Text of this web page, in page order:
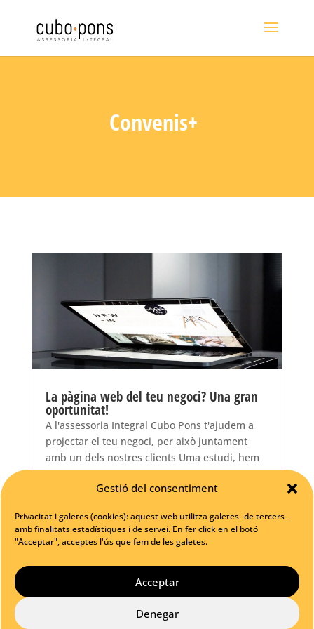
Gestió del consentiment
Privacitat i galetes (cookies): aquest web utilitza galetes -de tercers-
amb finalitats estadístiques i de servei. En fer click en el botó
"Acceptar", acceptes l'ús que fem de les galetes.
Acceptar
Denegar
Convenis+
La pàgina web del teu negoci? Una gran
oportunitat!
A l'assessoria Integral Cubo Pons t'ajudem a
projectar el teu negoci, per això juntament
amb un dels nostres clients Uma estudi, hem
establert una col.laboració que us permetrà a
uns preus especials, per el fet de ser clients,
llegir més...